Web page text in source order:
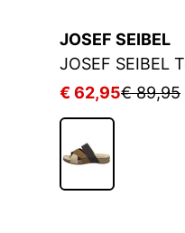
JOSEF SEIBEL
€ 62,95€ 89,95